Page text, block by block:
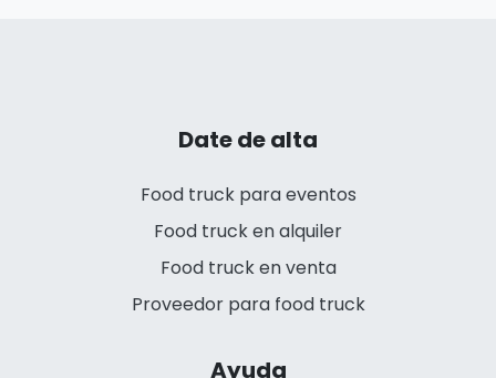
Date de alta
Food truck para eventos
Food truck en alquiler
Food truck en venta
Proveedor para food truck
Ayuda